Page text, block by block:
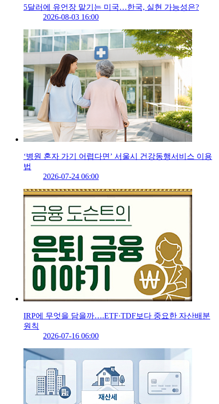
5달러에 유언장 맡기는 미국…한국, 실현 가능성은?
2026-08-03 16:00
‘병원 혼자 가기 어렵다면’ 서울시 건강동행서비스 이용
법
2026-07-24 06:00
IRP에 무엇을 담을까….ETF·TDF보다 중요한 자산배분
원칙
2026-07-16 06:00